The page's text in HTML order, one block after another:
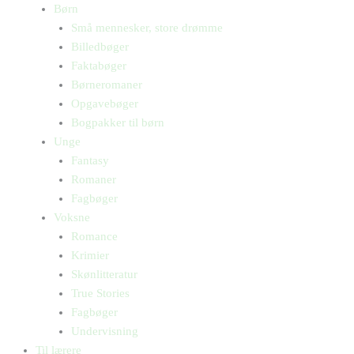
Børn
Små mennesker, store drømme
Billedbøger
Faktabøger
Børneromaner
Opgavebøger
Bogpakker til børn
Unge
Fantasy
Romaner
Fagbøger
Voksne
Romance
Krimier
Skønlitteratur
True Stories
Fagbøger
Undervisning
Til lærere